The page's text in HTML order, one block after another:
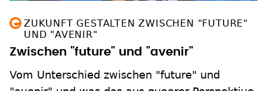
ZUKUNFT GESTALTEN ZWISCHEN "FUTURE"
UND "AVENIR"
Zwischen "future" und "avenir"
Vom Unterschied zwischen "future" und